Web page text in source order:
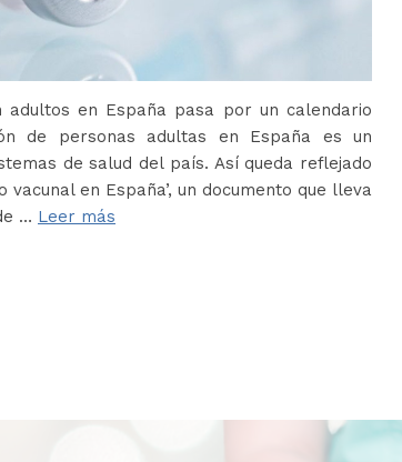
adultos en España pasa por un calendario
de personas adultas en España es un
de salud del país. Así queda reflejado
vacunal en España’, un documento que lleva
… Leer más